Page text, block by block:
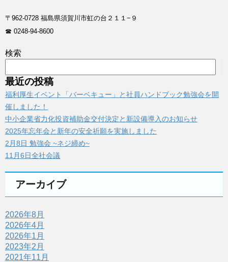
〒962-0728 福島県須賀川市虹の台２１１−９
☎ 0248-94-8600
検索
最近の投稿
福利厚生イベント「バーベキュー」と社員ハンドブック勉強会を開
催しました！
中小企業省力化投資補助金交付決定と新設備導入のお知らせ
2025年忘年会と新年の安全祈願を実施しました
2月8日 勉強会 ~ネジ締め~
11月6日全社会議
アーカイブ
2026年8月
2026年4月
2026年1月
2023年2月
2021年11月